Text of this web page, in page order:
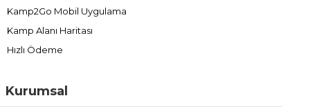
Kamp2Go Mobil Uygulama
Kamp Alanı Haritası
Hızlı Ödeme
Kurumsal